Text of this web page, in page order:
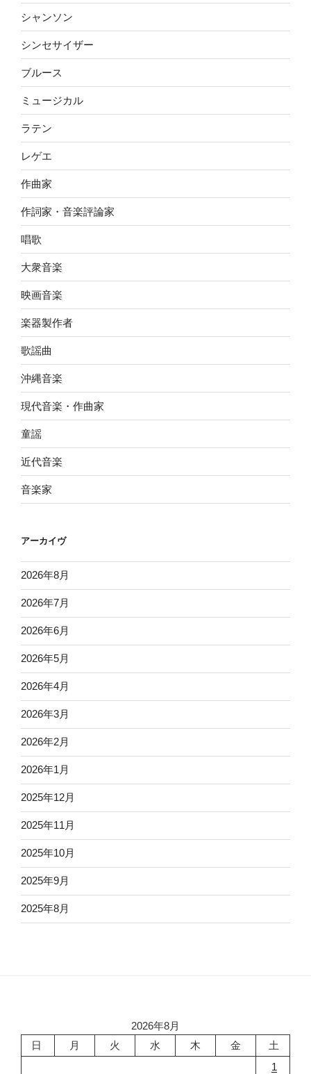
シャンソン
シンセサイザー
ブルース
ミュージカル
ラテン
レゲエ
作曲家
作詞家・音楽評論家
唱歌
大衆音楽
映画音楽
楽器製作者
歌謡曲
沖縄音楽
現代音楽・作曲家
童謡
近代音楽
音楽家
アーカイヴ
2026年8月
2026年7月
2026年6月
2026年5月
2026年4月
2026年3月
2026年2月
2026年1月
2025年12月
2025年11月
2025年10月
2025年9月
2025年8月
2026年8月
日
月 火 水 木 金
土
1